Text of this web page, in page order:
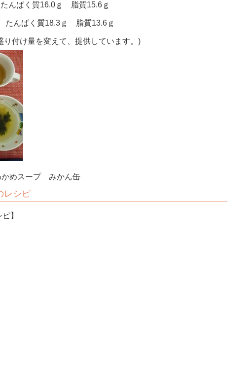
んぱく質16.0ｇ 脂質15.6ｇ
たんぱく質18.3ｇ 脂質13.6ｇ
付け量を変えて、提供しています。)
めスープ みかん缶
レシピ
】